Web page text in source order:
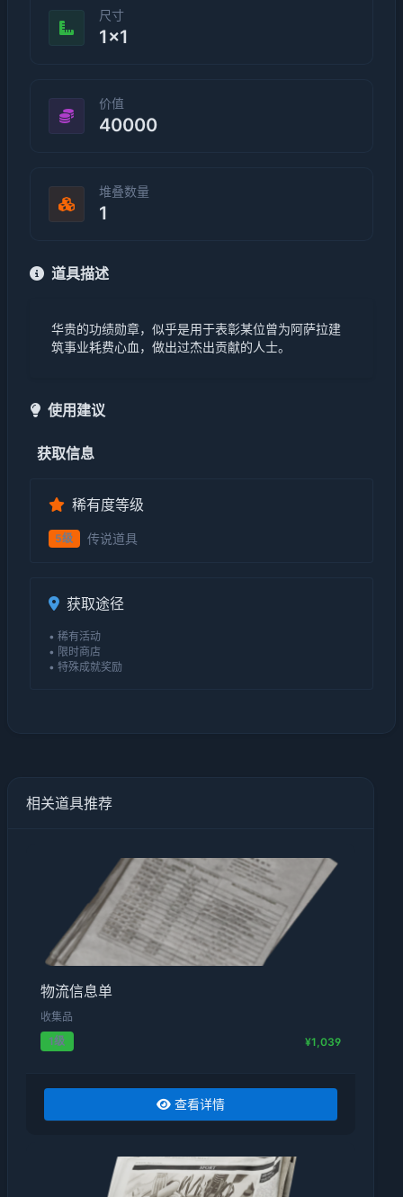
尺寸
1×1
价值
40000
堆叠数量
1
道具描述
华贵的功绩勋章，似乎是用于表彰某位曾为阿萨拉建
筑事业耗费心血，做出过杰出贡献的人士。
使用建议
获取信息
稀有度等级
5级 传说道具
获取途径
• 稀有活动
• 限时商店
• 特殊成就奖励
相关道具推荐
物流信息单
收集品
1级
¥1,039
查看详情